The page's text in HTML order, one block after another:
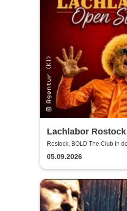
Lachlabor Rostock
Comedy-
The Club
Rostock, BOLD The Club in
Rostock
05.09.2026